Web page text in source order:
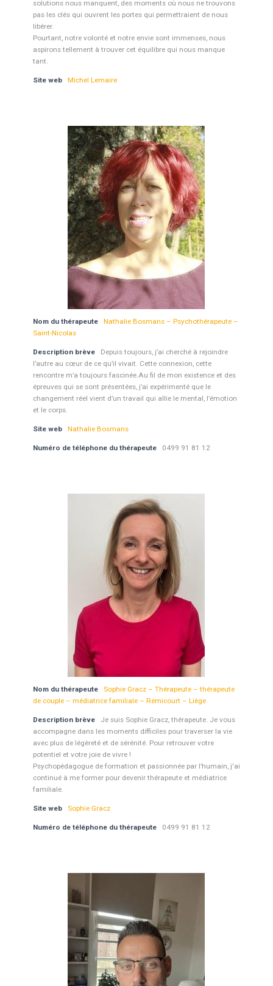
solutions nous manquent, des moments où nous ne trouvons
pas les clés qui ouvrent les portes qui permettraient de nous
libérer.
Pourtant, notre volonté et notre envie sont immenses, nous
aspirons tellement à trouver cet équilibre qui nous manque
tant.
Site web Michel Lemaire
Nom du thérapeute
Nathalie Bosmans – Psychothérapeute –
Saint-Nicolas
Description brève
Depuis toujours, j’ai cherché à rejoindre
l’autre au cœur de ce qu’il vivait. Cette connexion, cette
rencontre m’a toujours fascinée.Au fil de mon existence et des
épreuves qui se sont présentées, j’ai expérimenté que le
changement réel vient d’un travail qui allie le mental, l’émotion
et le corps.
Site web Nathalie Bosmans
Numéro de téléphone du thérapeute 0499 91 81 12
Nom du thérapeute
Sophie Gracz – Thérapeute – thérapeute
de couple – médiatrice familiale – Remicourt – Liège
Description brève
Je suis Sophie Gracz, thérapeute. Je vous
accompagne dans les moments difficiles pour traverser la vie
avec plus de légèreté et de sérénité. Pour retrouver votre
potentiel et votre joie de vivre !
Psychopédagogue de formation et passionnée par l’humain, j'ai
continué à me former pour devenir thérapeute et médiatrice
familiale.
Site web Sophie Gracz
Numéro de téléphone du thérapeute 0499 91 81 12